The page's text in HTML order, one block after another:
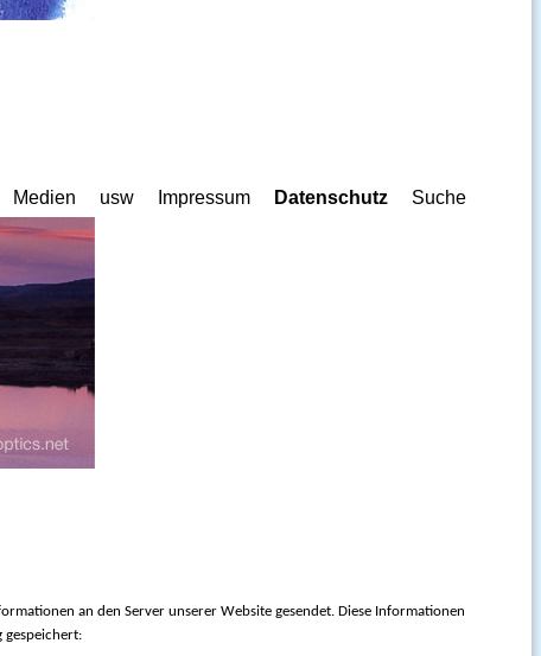
Medien usw Impressum Datenschutz Suche
an den Server unserer Website gesendet. Diese Informationen
gespeichert: